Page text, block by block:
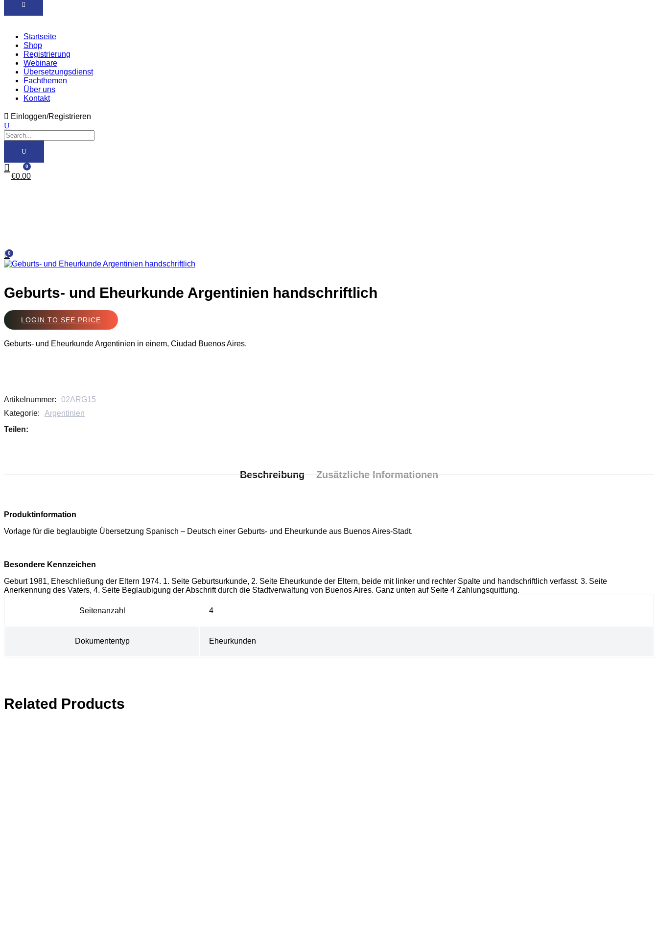
Startseite
Shop
Registrierung
Webinare
Übersetzungsdienst
Fachthemen
Über uns
Kontakt
Einloggen/Registrieren
0
€0.00
0
Geburts- und Eheurkunde Argentinien handschriftlich
LOGIN TO SEE PRICE
Geburts- und Eheurkunde Argentinien in einem, Ciudad Buenos Aires.
Artikelnummer:
02ARG15
Kategorie:
Argentinien
Teilen:
Beschreibung Zusätzliche Informationen
Produktinformation
Vorlage für die beglaubigte Übersetzung Spanisch – Deutsch einer Geburts- und Eheurkunde aus Buenos Aires-Stadt.
Besondere Kennzeichen
Geburt 1981, Eheschließung der Eltern 1974. 1. Seite Geburtsurkunde, 2. Seite Eheurkunde der Eltern, beide mit linker und rechter Spalte und handschriftlich verfasst. 3. Seite
Anerkennung des Vaters, 4. Seite Beglaubigung der Abschrift durch die Stadtverwaltung von Buenos Aires. Ganz unten auf Seite 4 Zahlungsquittung.
Seitenanzahl 4
Dokumententyp Eheurkunden
Related Products